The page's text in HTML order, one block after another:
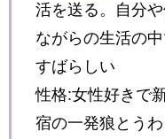
活を送る。自分
ながらの生活の
すばらしい
性格:女性好きで
宿の一発狼とう